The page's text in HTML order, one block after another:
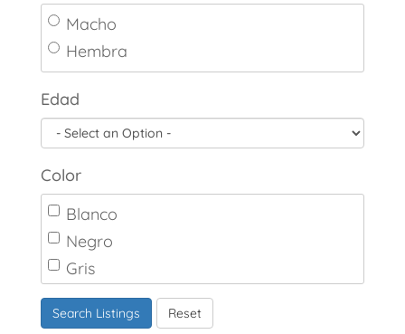
Macho
Hembra
Edad
Color
Blanco
Negro
Gris
Marrón
Canela
Search Listings Reset